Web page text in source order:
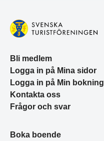
Bli medlem
Logga in på Mina sidor
Logga in på Min bokning
Kontakta oss
Frågor och svar
Boka boende